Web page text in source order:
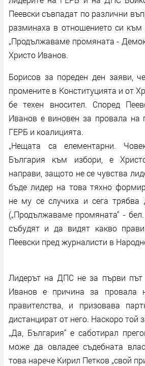
Пеевски съвпадат по различни
разминаха в отношението си към
„Продължаваме промяната -
Христо Иванов.
Борисов за пореден ден заяви,
промените в Конституцията и от
бе техен вносител. Според
Иванов е виновен за провала на
ГЕРБ и коалицията.
„Нещата са елементарни.
България към избори, е
направи, защото не се чувства
бъде лидер на това тяхно
не му се случиха и сега
(„Продължаваме промяната“ -
събудят и да видят какво
Пеевски пред журналисти в
Лидерът на ДПС не за първи път
Иванов е причина за провала
правителства, и призовава
дистанцират от него. Наскоро той
„Да, България“ е саботирал
може да овладее съдебната
това нарече Кирил Петков „свой